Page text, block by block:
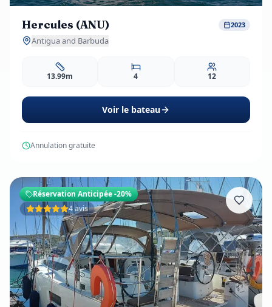
Hercules (ANU) 2023
Antigua and Barbuda
13.99m 4 12
Voir le bateau
Annulation gratuite
Réservation Anticipée-20%
4 avis